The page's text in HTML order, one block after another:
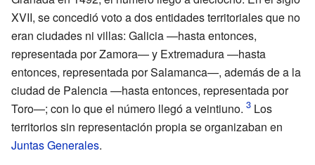
XVII, se concedió voto a dos entidades territoriales que no
eran ciudades ni villas: Galicia —hasta entonces,
representada por Zamora— y Extremadura —hasta
entonces, representada por Salamanca—, además de a la
ciudad de Palencia —hasta entonces, representada por
Toro—; con lo que el número llegó a veintiuno.
Los
territorios sin representación propia se organizaban en
Juntas Generales.